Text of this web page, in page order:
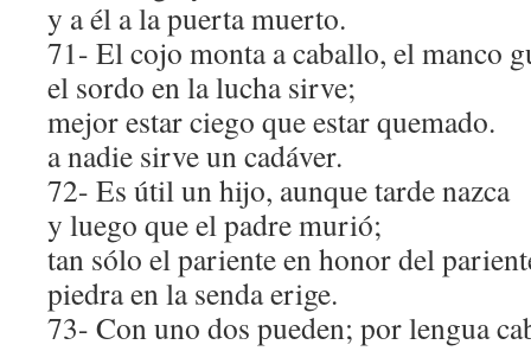
y a él a la puerta muerto.
71- El cojo monta a caballo, el manco
el sordo en la lucha sirve;
mejor estar ciego que estar quemado.
a nadie sirve un cadáver.
72- Es útil un hijo, aunque tarde nazca
y luego que el padre murió;
tan sólo el pariente en honor del
piedra en la senda erige.
73- Con uno dos pueden; por lengua